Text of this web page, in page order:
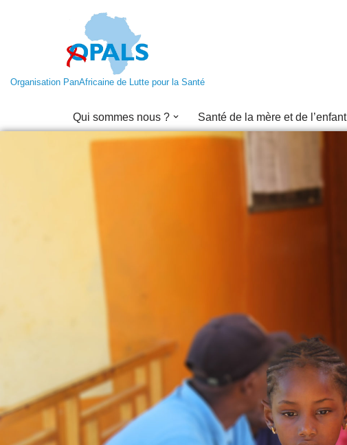
Organisation PanAfricaine de Lutte pour la Santé
Qui sommes nous ? Santé de la mère et de l’enfant